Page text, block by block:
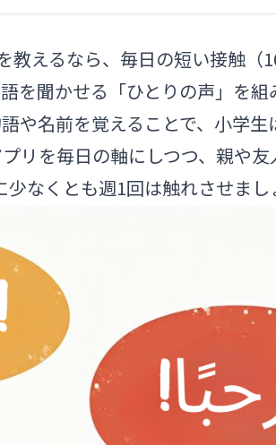
合は？
？
くらいかかりますか？
間違えます。もう無理でしょうか？
います。心配すべきですか？
教えるなら、毎日の短い接触（
を聞かせる「ひとりの声」を
や名前を覚えることで、小学
リを毎日の軸にしつつ、親や
なくとも週1回は触れさせまし